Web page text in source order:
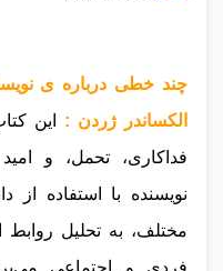
چند خطی درباره ی
الکساندر ژردن : این
فداکاری، تحمل، و
نویسنده با استفاده
مختلف، به تحلیل روابط
فردی و اجتماعی